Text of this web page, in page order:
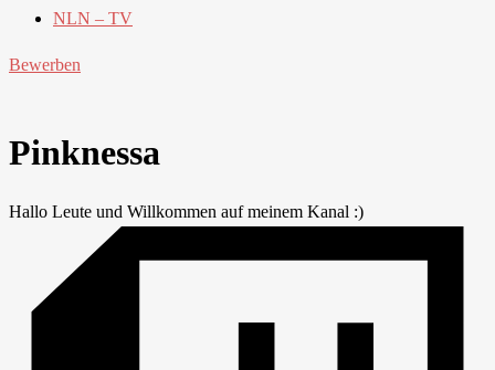
NLN – TV
Bewerben
Pinknessa
Hallo Leute und Willkommen auf meinem Kanal :)